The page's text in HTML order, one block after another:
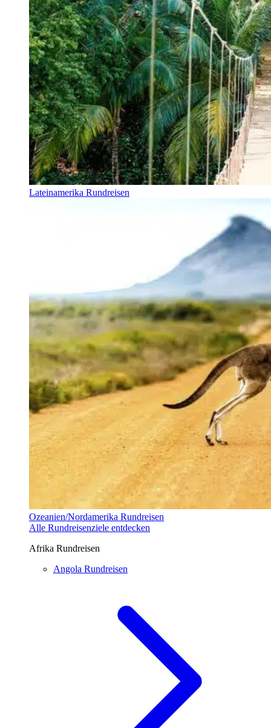
Lateinamerika Rundreisen
Ozeanien/Nordamerika Rundreisen
Alle Rundreisenziele entdecken
Afrika Rundreisen
Angola Rundreisen